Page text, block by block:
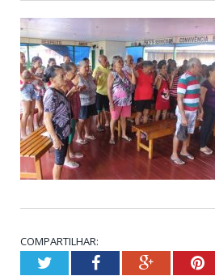
COMPARTILHAR:
TwitterFacebookGoogle+